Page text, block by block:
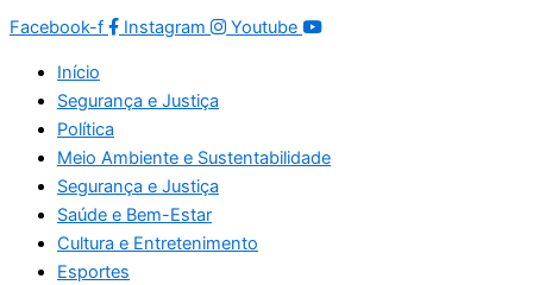
Facebook-f Instagram Youtube
Início
Segurança e Justiça
Política
Meio Ambiente e Sustentabilidade
Segurança e Justiça
Saúde e Bem-Estar
Cultura e Entretenimento
Esportes